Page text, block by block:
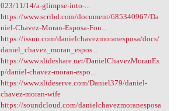
023/11/14/a-glimpse-into-...
https://www.scribd.com/document/685340967/Da
niel-Chavez-Moran-Esposa-Fou...
https://issuu.com/danielchavezmoranesposa/docs/
daniel_chavez_moran_espos...
https://www.slideshare.net/DanielChavezMoranEs
p/daniel-chavez-moran-espo...
https://www.slideserve.com/Daniel379/daniel-
chavez-moran-wife
https://soundcloud.com/danielchavezmoranesposa